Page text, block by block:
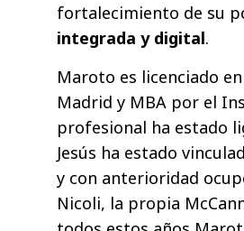
fortalecimiento de su
integrada y digital.
Maroto es licenciado
Madrid y MBA por el
profesional ha estado
Jesús ha estado
y con anterioridad
Nicoli, la propia